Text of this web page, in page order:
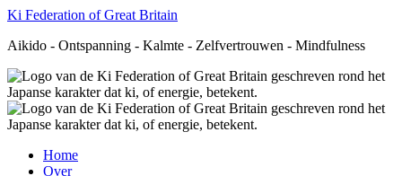
Ki Federation of Great Britain
Aikido - Ontspanning - Kalmte - Zelfvertrouwen - Mindfulness
Home
Over